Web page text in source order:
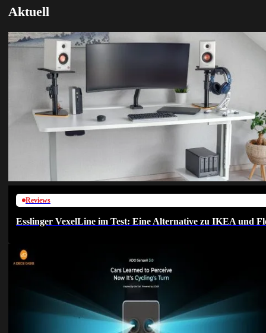
Aktuell
Reviews
Esslinger VexelLine im Test: Eine Alternative zu IKEA und